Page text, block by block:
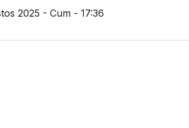
2025 - Cum - 17:36